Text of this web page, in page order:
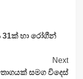
31ක් හා රෝගීන්
Next
සමග විදෙස්